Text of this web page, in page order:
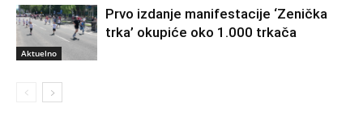
Aktuelno
Prvo izdanje manifestacije ‘Zenička
trka’ okupiće oko 1.000 trkača